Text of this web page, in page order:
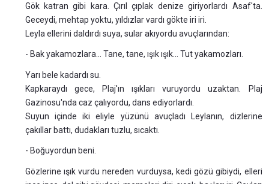
Gök katran gibi kara. Çırıl çıplak denize giriyorlardı Asaf'ta.
Geceydi, mehtap yoktu, yıldızlar vardı gökte iri iri.
Leyla ellerini daldırdı suya, sular akıyordu avuçlarından:
- Bak yakamozlara... Tane, tane, ışık ışık... Tut yakamozları.
Yarı bele kadardı su.
Kapkaraydı gece, Plaj'ın ışıkları vuruyordu uzaktan. Plaj
Gazinosu'nda caz çalıyordu, dans ediyorlardı.
Suyun içinde iki eliyle yüzünü avuçladı Leylanın, dizlerine
çakıllar battı, dudakları tuzlu, sıcaktı.
- Boğuyordun beni.
Gözlerine ışık vurdu nereden vurduysa, kedi gözü gibiydi, elleri